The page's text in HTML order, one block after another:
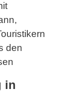
den
in